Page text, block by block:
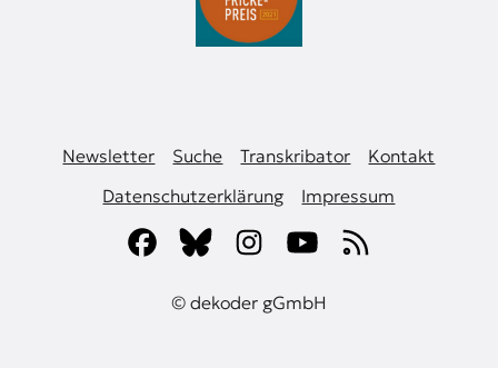
Newsletter Suche Transkribator
Kontakt
Datenschutzerklärung
Impressum
© dekoder gGmbH